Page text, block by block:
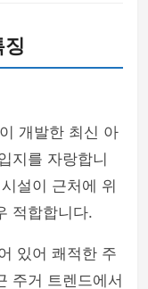
이 개발한 최신 아
지를 자랑합니
설이 근처에 위
적합합니다.
있어 쾌적한 주
주거 트렌드에서